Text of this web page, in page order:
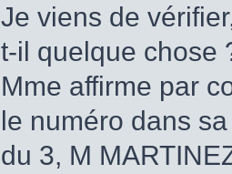
Je viens de
t-il quelque chose
Mme affirme par
le numéro dans
du 3, M